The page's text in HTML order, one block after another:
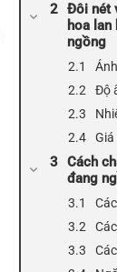
Đôi nét
hoa
ngồng
Độ
Giá
Cách
đang